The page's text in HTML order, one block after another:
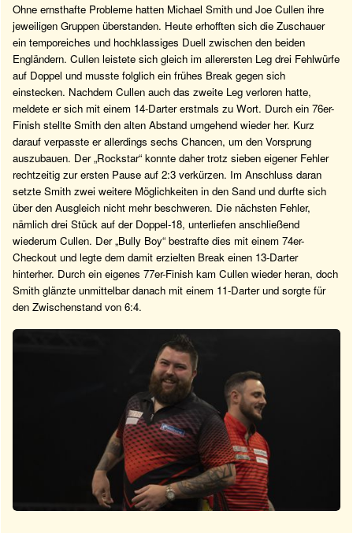
Ohne ernsthafte Probleme hatten Michael Smith und Joe Cullen ihre
jeweiligen Gruppen überstanden. Heute erhofften sich die Zuschauer
ein temporeiches und hochklassiges Duell zwischen den beiden
Engländern. Cullen leistete sich gleich im allerersten Leg drei Fehlwürfe
auf Doppel und musste folglich ein frühes Break gegen sich
einstecken. Nachdem Cullen auch das zweite Leg verloren hatte,
meldete er sich mit einem 14-Darter erstmals zu Wort. Durch ein 76er-
Finish stellte Smith den alten Abstand umgehend wieder her. Kurz
darauf verpasste er allerdings sechs Chancen, um den Vorsprung
auszubauen. Der „Rockstar“ konnte daher trotz sieben eigener Fehler
rechtzeitig zur ersten Pause auf 2:3 verkürzen. Im Anschluss daran
setzte Smith zwei weitere Möglichkeiten in den Sand und durfte sich
über den Ausgleich nicht mehr beschweren. Die nächsten Fehler,
nämlich drei Stück auf der Doppel-18, unterliefen anschließend
wiederum Cullen. Der „Bully Boy“ bestrafte dies mit einem 74er-
Checkout und legte dem damit erzielten Break einen 13-Darter
hinterher. Durch ein eigenes 77er-Finish kam Cullen wieder heran, doch
Smith glänzte unmittelbar danach mit einem 11-Darter und sorgte für
den Zwischenstand von 6:4.